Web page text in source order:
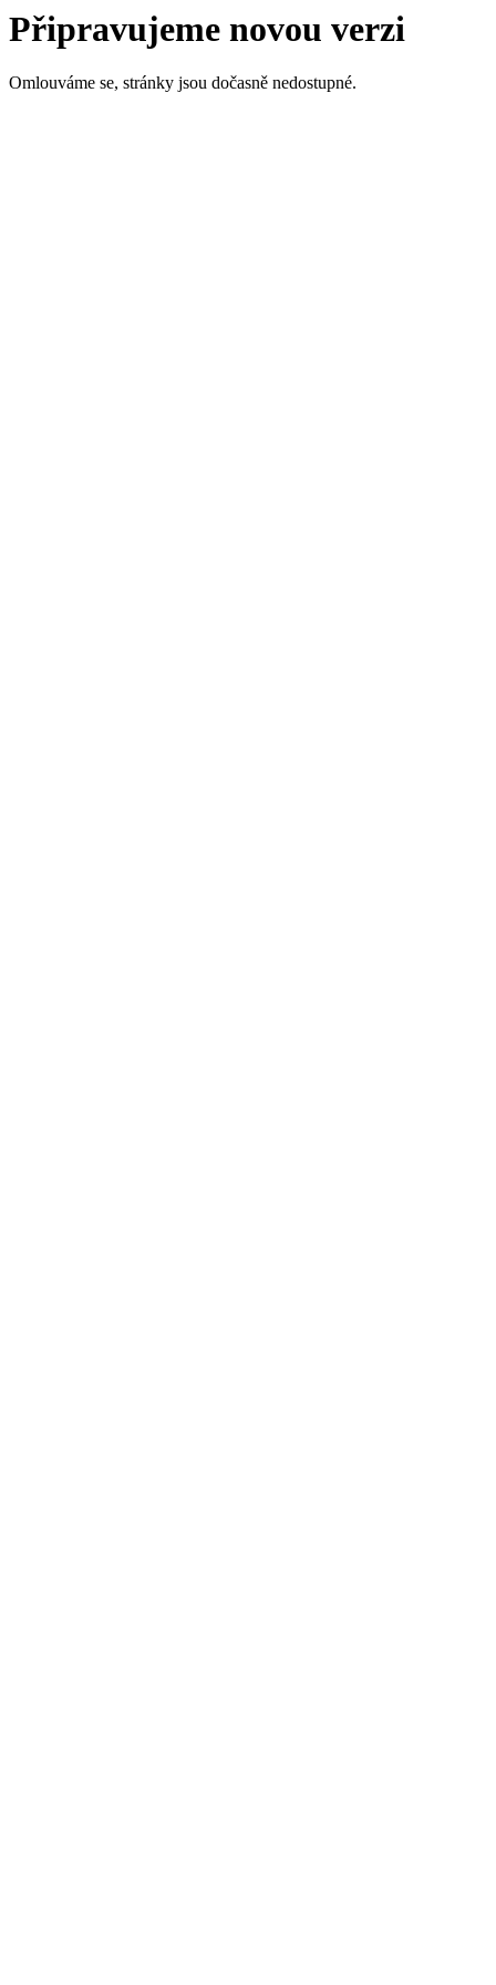
Připravujeme novou verzi
Omlouváme se, stránky jsou dočasně nedostupné.